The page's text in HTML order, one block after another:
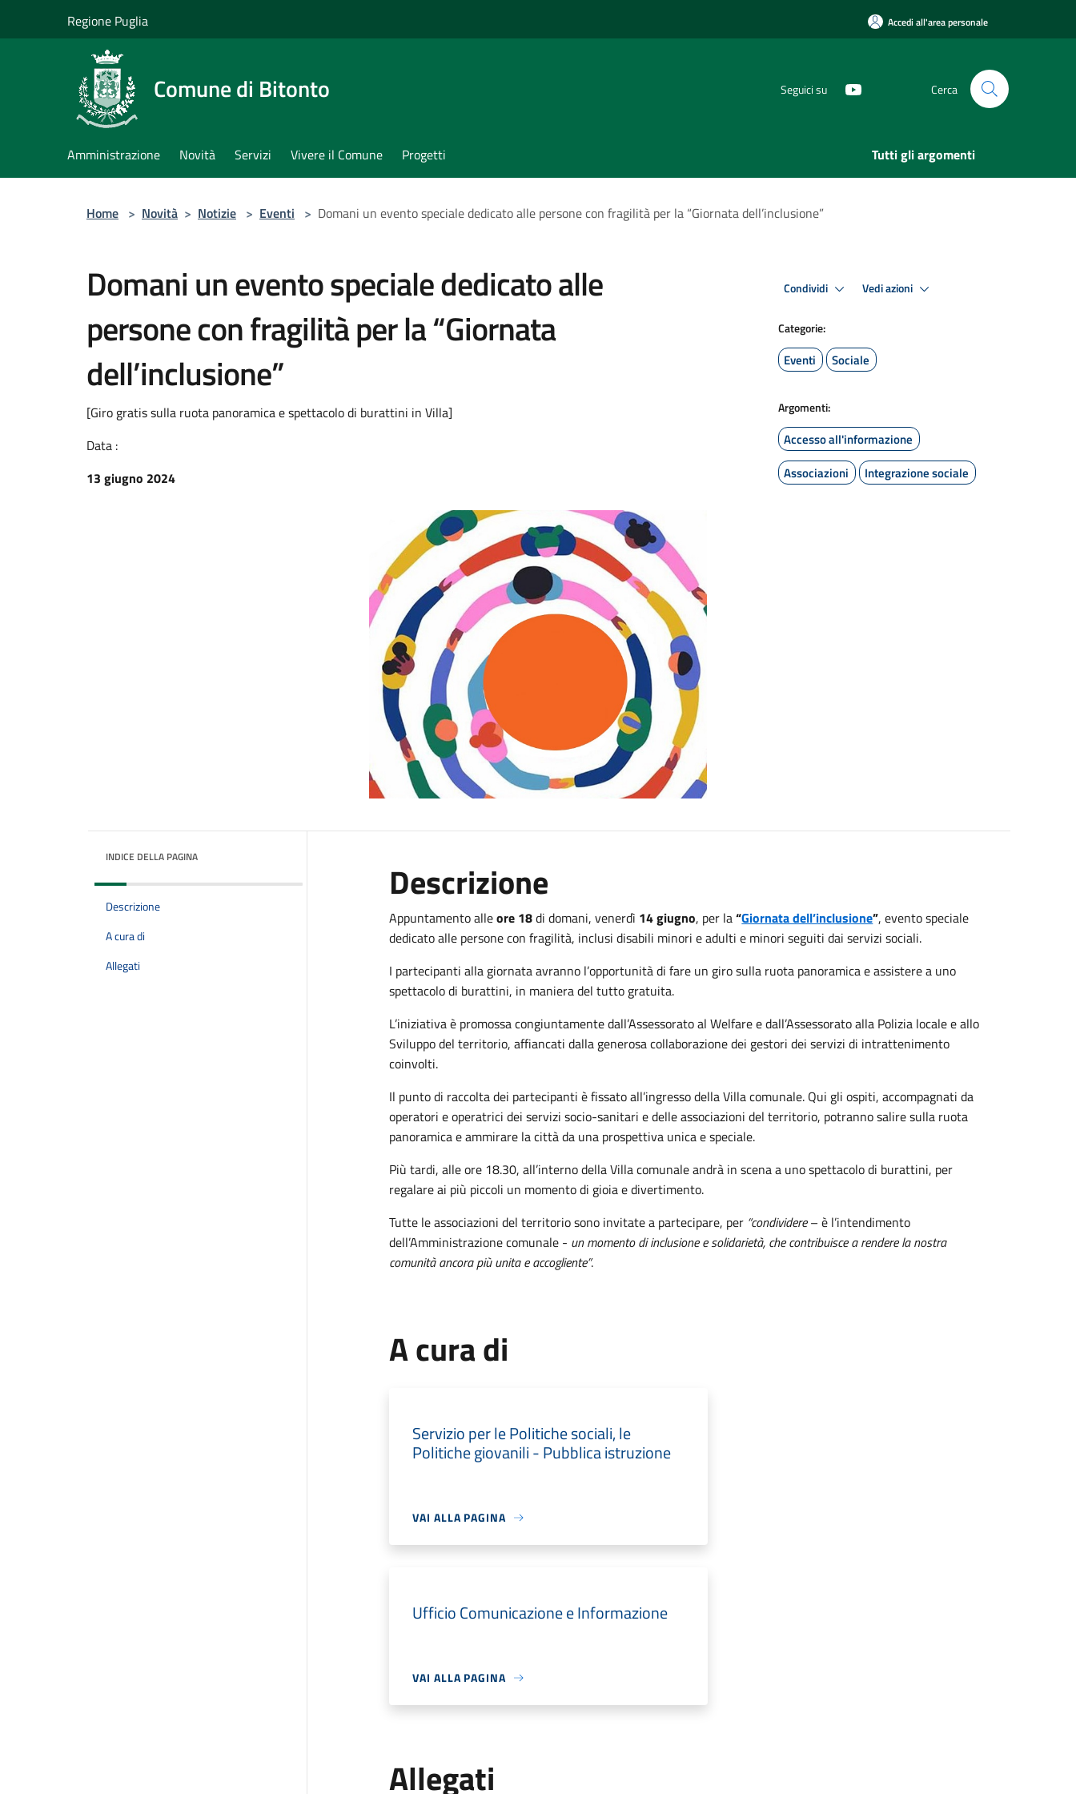
Regione Puglia Accedi all'area personale
Comune di Bitonto Seguici su Cerca
Amministrazione Novità Servizi Vivere il Comune Progetti Tutti gli argomenti
Home > Novità > Notizie > Eventi > Domani un evento speciale dedicato alle persone con fragilità per la “Giornata dell’inclusione”
Domani un evento speciale dedicato alle
persone con fragilità per la “Giornata
dell’inclusione”
[Giro gratis sulla ruota panoramica e spettacolo di burattini in Villa]
Data :
13 giugno 2024
Condividi Vedi azioni
Categorie:
Eventi Sociale
Argomenti:
Accesso all'informazione
Associazioni
Integrazione sociale
INDICE DELLA PAGINA
Descrizione
A cura di
Allegati
Descrizione
Appuntamento alleore 18di domani, venerdì 14 giugno, per la“Giornata dell’inclusione”, evento speciale
dedicato alle persone con fragilità, inclusi disabili minori e adulti e minori seguiti dai servizi sociali.
I partecipanti alla giornata avranno l’opportunità di fare un giro sulla ruota panoramica e assistere a uno
spettacolo di burattini, in maniera del tutto gratuita.
L’iniziativa è promossa congiuntamente dall’Assessorato al Welfare e dall’Assessorato alla Polizia locale e allo
Sviluppo del territorio, affiancati dalla generosa collaborazione dei gestori dei servizi di intrattenimento
coinvolti.
Il punto di raccolta dei partecipanti è fissato all’ingresso della Villa comunale. Qui gli ospiti, accompagnati da
operatori e operatrici dei servizi socio-sanitari e delle associazioni del territorio, potranno salire sulla ruota
panoramica e ammirare la città da una prospettiva unica e speciale.
Più tardi, alle ore 18.30, all’interno della Villa comunale andrà in scena a uno spettacolo di burattini, per
regalare ai più piccoli un momento di gioia e divertimento.
Tutte le associazioni del territorio sono invitate a partecipare, per “condividere– è l’intendimento
dell’Amministrazione comunale - un momento di inclusione e solidarietà, che contribuisce a rendere la nostra
comunità ancora più unita e accogliente”.
A cura di
Servizio per le Politiche sociali, le
Politiche giovanili - Pubblica istruzione
VAI ALLA PAGINA
Ufficio Comunicazione e Informazione
VAI ALLA PAGINA
Allegati